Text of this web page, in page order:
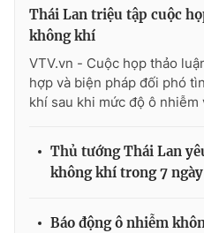
Thái Lan triệu tập cuộc
không khí
VTV.vn - Cuộc họp thảo
hợp và biện pháp đối phó
khí sau khi mức độ ô
Thủ tướng Thái Lan
không khí trong 7 ngày
Báo động ô nhiễm